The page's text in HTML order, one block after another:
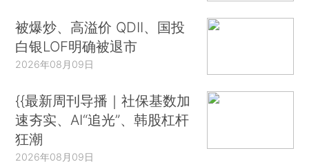
被爆炒、高溢价 QDII、国投
白银LOF明确被退市
2026年08月09日
{{最新周刊导播｜社保基数加
速夯实、AI“追光”、韩股杠杆
狂潮
2026年08月09日